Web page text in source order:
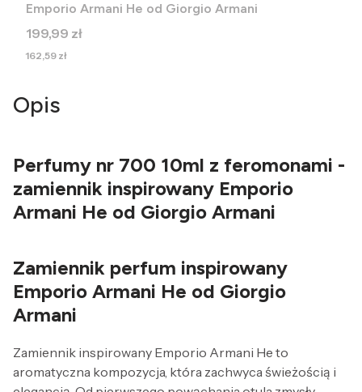
Emporio Armani He od Giorgio Armani
Cena
199,99 zł
Cena
162,59 zł
Opis
Perfumy nr 700 10ml z feromonami -
zamiennik inspirowany Emporio
Armani He od Giorgio Armani
Zamiennik perfum inspirowany
Emporio Armani He od Giorgio
Armani
Zamiennik inspirowany Emporio Armani He to
aromatyczna kompozycja, która zachwyca świeżością i